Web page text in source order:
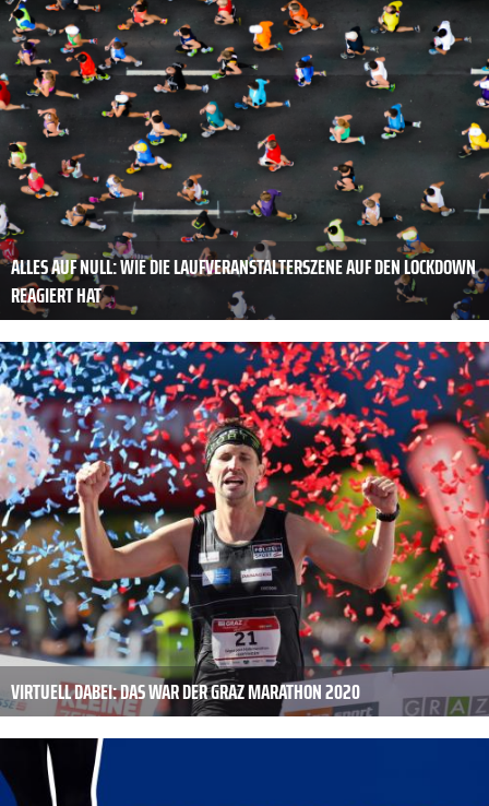
ALLES AUF NULL: WIE DIE LAUFVERANSTALTERSZENE AUF DEN LOCKDOWN
REAGIERT HAT
VIRTUELL DABEI: DAS WAR DER GRAZ MARATHON 2020